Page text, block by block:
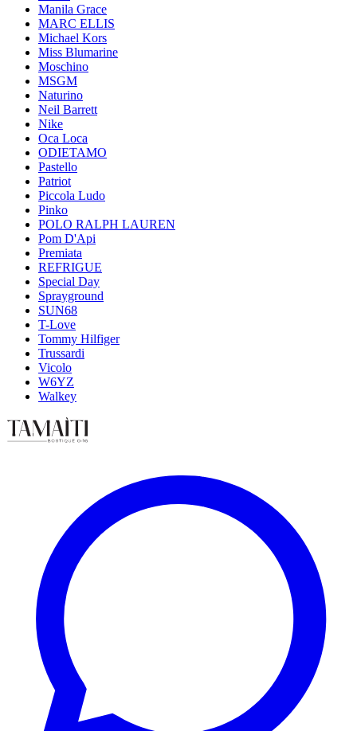
Manila Grace
MARC ELLIS
Michael Kors
Miss Blumarine
Moschino
MSGM
Naturino
Neil Barrett
Nike
Oca Loca
ODIETAMO
Pastello
Patriot
Piccola Ludo
Pinko
POLO RALPH LAUREN
Pom D'Api
Premiata
REFRIGUE
Special Day
Sprayground
SUN68
T-Love
Tommy Hilfiger
Trussardi
Vicolo
W6YZ
Walkey